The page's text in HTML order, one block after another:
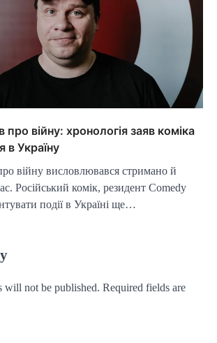
про війну: хронологія заяв коміка
в Україну
війну висловлювався стримано й
Російський комік, резидент Comedy
події в Україні ще…
will not be published. Required fields are